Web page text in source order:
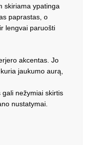
skiriama ypatinga
paprastas, o
lengvai paruošti
akcentas. Jo
kuria jaukumo aurą,
nežymiai skirtis
nustatymai.